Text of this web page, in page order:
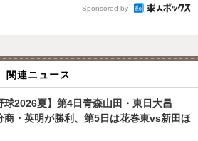
Sponsored by
関連ニュース
球2026夏】第4日青森山田・東日大昌
商・英明が勝利、第5日は花巻東vs新田ほ